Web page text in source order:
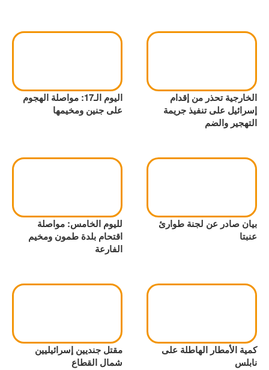
الخارجية تحذر من إقدام
إسرائيل على تنفيذ جريمة
التهجير والضم
اليوم الـ17: مواصلة الهجوم
على جنين ومخيمها
بيان صادر عن لجنة طوارئ
عنبتا
لليوم الخامس: مواصلة
اقتحام بلدة طمون ومخيم
الفارعة
كمية الأمطار الهاطلة على
نابلس
مقتل جنديين إسرائيليين
شمال القطاع